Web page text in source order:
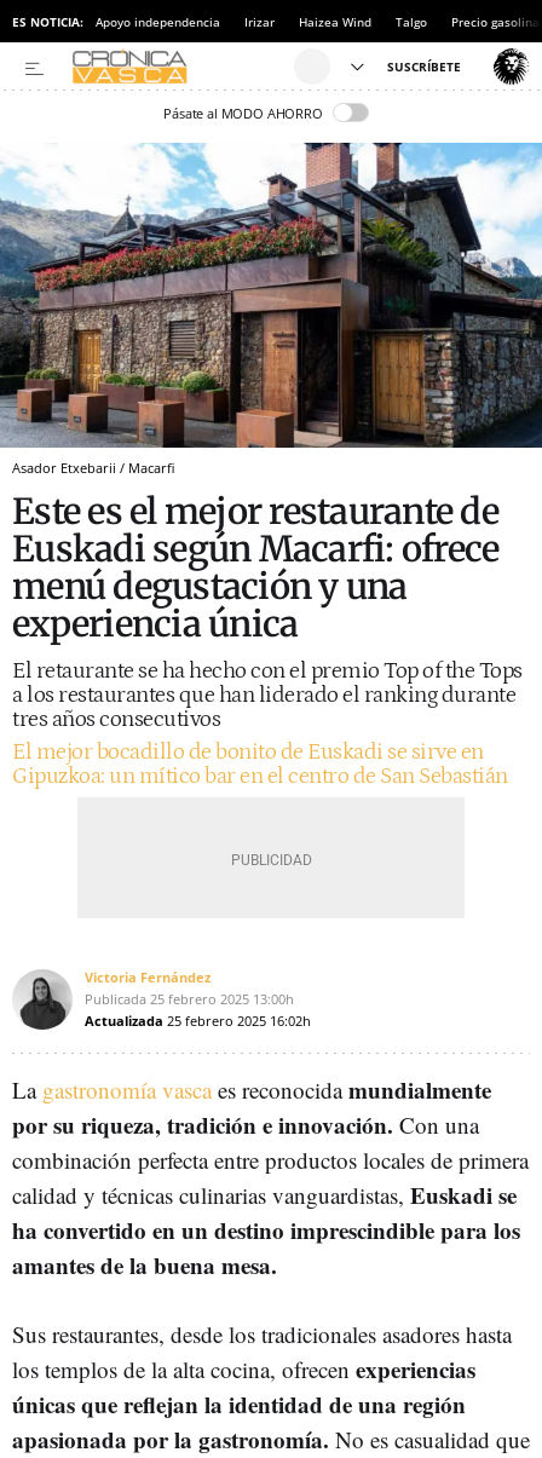
ES NOTICIA: Apoyo independencia Irizar Haizea Wind Talgo Precio gasolina
Pásate al MODO AHORRO
Asador Etxebarii / Macarfi
Este es el mejor restaurante de
Euskadi según Macarfi: ofrece
menú degustación y una
experiencia única
El retaurante se ha hecho con el premio Top of the Tops
a los restaurantes que han liderado el ranking durante
tres años consecutivos
El mejor bocadillo de bonito de Euskadi se sirve en
Gipuzkoa: un mítico bar en el centro de San Sebastián
Victoria Fernández
Publicada 25 febrero 2025 13:00h
Actualizada 25 febrero 2025 16:02h
La gastronomía vascaes reconocidamundialmente
por su riqueza, tradición e innovación. Con una
combinación perfecta entre productos locales de primera
calidad y técnicas culinarias vanguardistas, Euskadi se
ha convertido en un destino imprescindible para los
amantes de la buena mesa.
Sus restaurantes, desde los tradicionales asadores hasta
los templos de la alta cocina, ofrecen experiencias
únicas que reflejan la identidad de una región
apasionada por la gastronomía. No es casualidad que